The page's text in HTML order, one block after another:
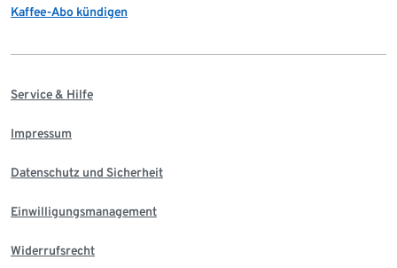
Kaffee-Abo kündigen
Service & Hilfe
Impressum
Datenschutz und Sicherheit
Einwilligungsmanagement
Widerrufsrecht